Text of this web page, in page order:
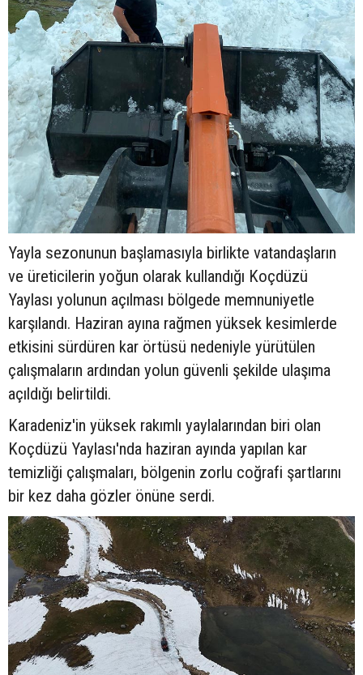
Yayla sezonunun başlamasıyla birlikte vatandaşların
ve üreticilerin yoğun olarak kullandığı Koçdüzü
Yaylası yolunun açılması bölgede memnuniyetle
karşılandı. Haziran ayına rağmen yüksek kesimlerde
etkisini sürdüren kar örtüsü nedeniyle yürütülen
çalışmaların ardından yolun güvenli şekilde ulaşıma
açıldığı belirtildi.
Karadeniz'in yüksek rakımlı yaylalarından biri olan
Koçdüzü Yaylası'nda haziran ayında yapılan kar
temizliği çalışmaları, bölgenin zorlu coğrafi şartlarını
bir kez daha gözler önüne serdi.